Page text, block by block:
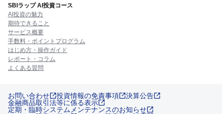
SBIラップ AI投資コース
AI投資の魅力
期待できること
サービス概要
手数料・ポイントプログラム
はじめ方・操作ガイド
レポート・コラム
よくある質問
お問い合わせ 投資情報の免責事項
決算公告
金融商品取引法等に係る表示
定期・臨時システムメンテナンスのお知らせ